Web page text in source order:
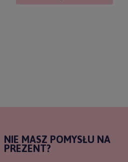
NIE MASZ POMYSŁU NA
PREZENT?